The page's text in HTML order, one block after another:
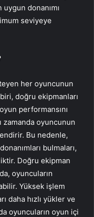
donanımı
seviyeye
her oyuncunun
doğru ekipmanları
performansını
zamanda oyuncunun
Bu nedenle,
bulmaları,
Doğru ekipman
oyuncuların
Yüksek işlem
daha hızlı yükler ve
oyuncuların oyun içi